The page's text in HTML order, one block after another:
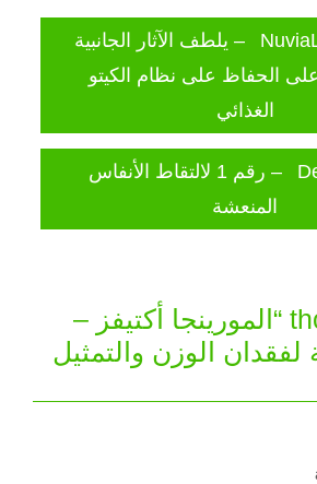
NuviaLab Keto – يلطف الآثار الجانبية
الحفاظ على نظام الكيتو
الغذائي
Dentolan – رقم 1 لالتقاط الأنفاس
المنعشة
9 thoughts on “المورينجا أكتيفز –
لفقدان الوزن والتمثيل